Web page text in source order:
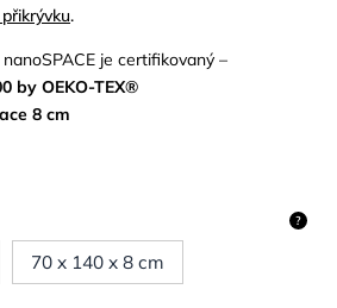
.
je certifikovaný –
by OEKO-TEX®
8 cm
?
70 x 140 x 8 cm